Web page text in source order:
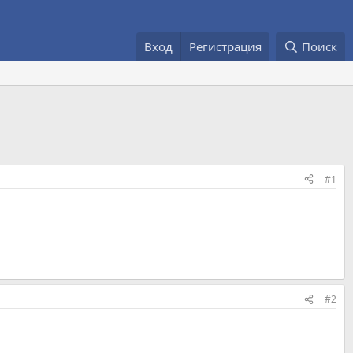
Вход Регистрация Поиск
#1
#2